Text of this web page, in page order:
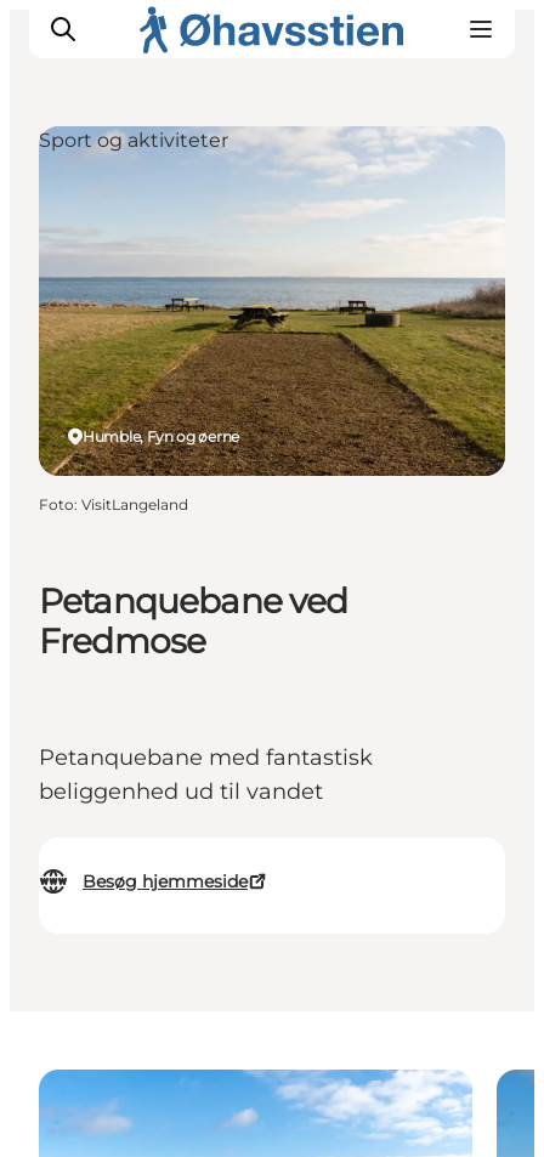
Vandreruter
Planlægning
Petanquebane ved
Fredmose
Petanquebane med fantastisk
beliggenhed ud til vandet
Besøg hjemmeside
Humble, Fyn og øerne
Sport og aktiviteter
Foto: VisitLangeland